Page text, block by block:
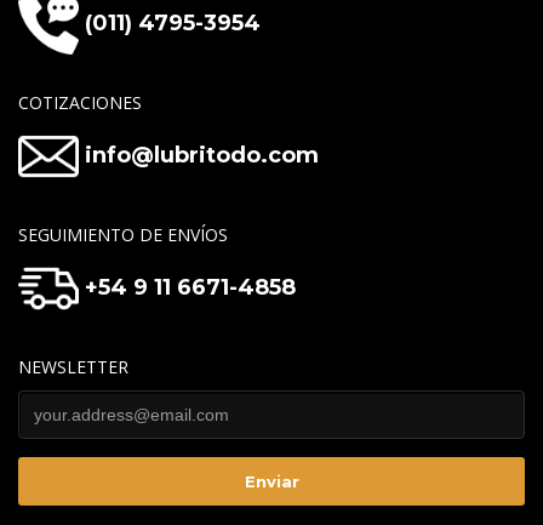
(011) 4795-3954
COTIZACIONES
info@lubritodo.com
SEGUIMIENTO DE ENVÍOS
+54 9 11 6671-4858
NEWSLETTER